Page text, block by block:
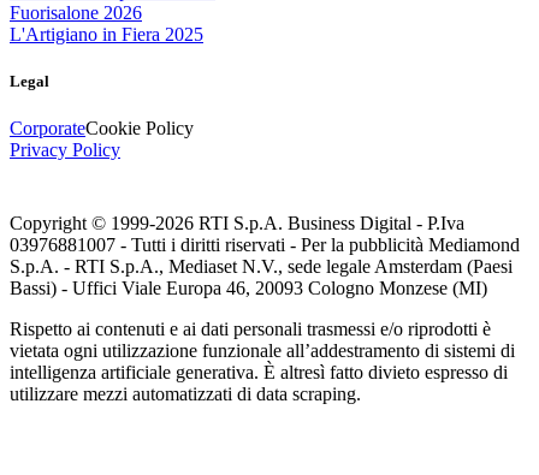
Fuorisalone 2026
L'Artigiano in Fiera 2025
Legal
CorporateCookie Policy
Privacy Policy
Copyright © 1999-2026 RTI S.p.A. Business Digital - P.Iva
03976881007 - Tutti i diritti riservati - Per la pubblicità Mediamond
S.p.A. - RTI S.p.A., Mediaset N.V., sede legale Amsterdam (Paesi
Bassi) - Uffici Viale Europa 46, 20093 Cologno Monzese (MI)
Rispetto ai contenuti e ai dati personali trasmessi e/o riprodotti è
vietata ogni utilizzazione funzionale all’addestramento di sistemi di
intelligenza artificiale generativa. È altresì fatto divieto espresso di
utilizzare mezzi automatizzati di data scraping.